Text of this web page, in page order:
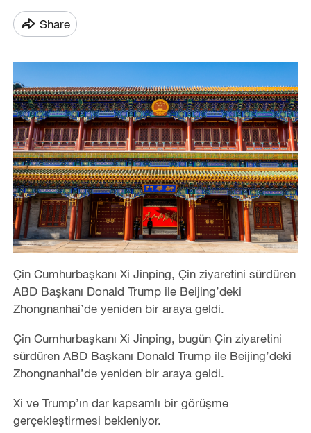
Share
Çin Cumhurbaşkanı Xi Jinping, Çin ziyaretini sürdüren
ABD Başkanı Donald Trump ile Beijing’deki
Zhongnanhai’de yeniden bir araya geldi.
Çin Cumhurbaşkanı Xi Jinping, bugün Çin ziyaretini
sürdüren ABD Başkanı Donald Trump ile Beijing’deki
Zhongnanhai’de yeniden bir araya geldi.
Xi ve Trump’ın dar kapsamlı bir görüşme
gerçekleştirmesi bekleniyor.